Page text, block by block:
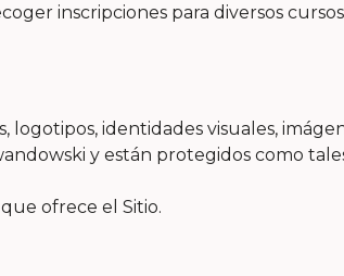
inscripciones para diversos
identidades visuales,
y están protegidos como
ofrece el Sitio.